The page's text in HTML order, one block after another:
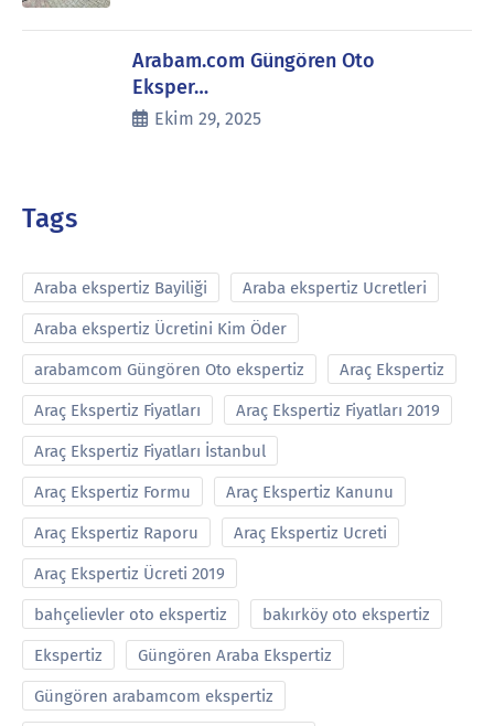
Arabam.com Güngören Oto
Eksper…
Ekim 29, 2025
Tags
Araba ekspertiz Bayiliği Araba ekspertiz Ucretleri
Araba ekspertiz Ücretini Kim Öder
arabamcom Güngören Oto ekspertiz Araç Ekspertiz
Araç Ekspertiz Fiyatları Araç Ekspertiz Fiyatları 2019
Araç Ekspertiz Fiyatları İstanbul
Araç Ekspertiz Formu Araç Ekspertiz Kanunu
Araç Ekspertiz Raporu Araç Ekspertiz Ucreti
Araç Ekspertiz Ücreti 2019
bahçelievler oto ekspertiz bakırköy oto ekspertiz
Ekspertiz Güngören Araba Ekspertiz
Güngören arabamcom ekspertiz